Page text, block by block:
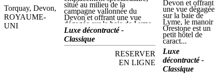
Torquay, Devon,
ROYAUME-
UNI
situé au milieu de la
campagne vallonnée du
Devon et offrant une vue
dégagée sur la baie de Lyme,
le manoir Orestone est un
petit hôtel de caractère à la
gestion familiale. chargée
d'histoire - le manoir était
autrefois la résidence d'ik
brunel - cette charmante
Luxe décontracté -
Classique
RESERVER
EN LIGNE
Devon et offrant
une vue dégagée
sur la baie de
Lyme, le manoir
Orestone est un
petit hôtel de
caract...
Luxe
décontracté -
Classique